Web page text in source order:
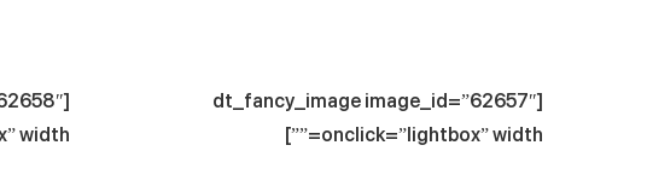
[dt_fancy_image image_id=”62657″
onclick=”lightbox” width=””]